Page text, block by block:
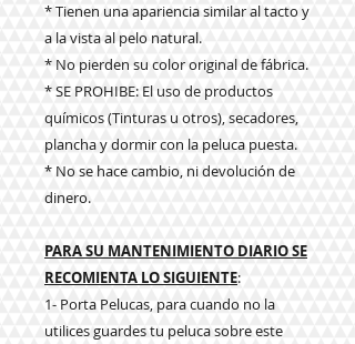
* Tienen una apariencia similar al tacto y
a la vista al pelo natural.
* No pierden su color original de fábrica.
* SE PROHIBE: El uso de productos
químicos (Tinturas u otros), secadores,
plancha y dormir con la peluca puesta.
* No se hace cambio, ni devolución de
dinero.
PARA SU MANTENIMIENTO DIARIO SE
RECOMIENTA LO SIGUIENTE:
1- Porta Pelucas, para cuando no la
utilices guardes tu peluca sobre este